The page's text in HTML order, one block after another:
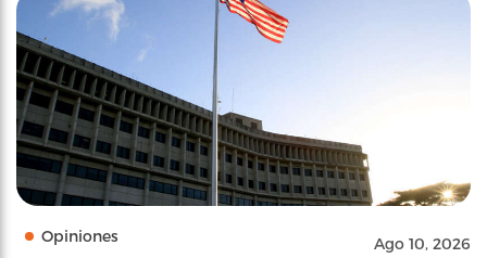
Opiniones Ago 10, 2026